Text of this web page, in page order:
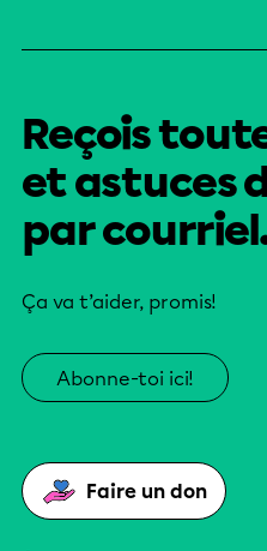
Reçois
et astuces
par
Ça va t’aider, promis!
Abonne-toi ici!
Faire un don